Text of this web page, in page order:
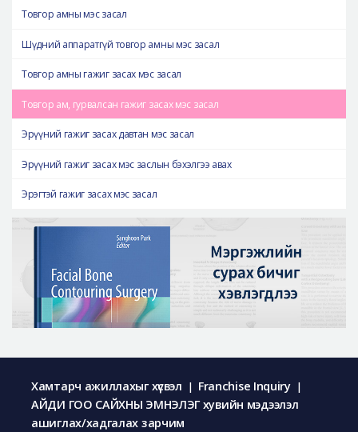
Товгор амны мэс засал
Шүдний аппаратгүй товгор амны мэс засал
Товгор амны гажиг засах мэс засал
Товгор ам, гурвалсан гажиг засах мэс засал
Эрүүний гажиг засах давтан мэс засал
Эрүүний гажиг засах мэс заслын бэхэлгээ авах
Эрэгтэй гажиг засах мэс засал
Хамтарч ажиллахыг хүсвэл | Franchise Inquiry |
АЙДИ ГОО САЙХНЫ ЭМНЭЛЭГ хувийн мэдээлэл
ашиглах/хадгалах зарчим